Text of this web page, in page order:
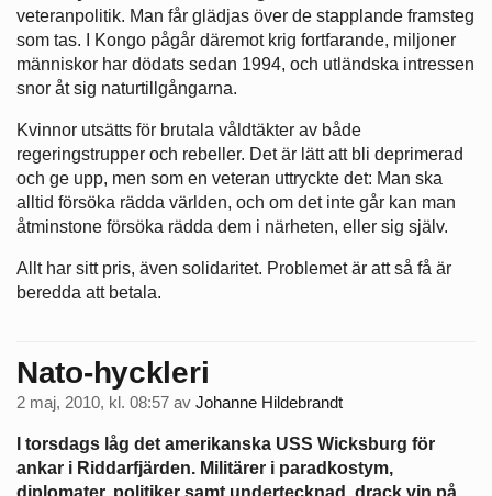
veteranpolitik. Man får glädjas över de stapplande framsteg
som tas. I Kongo pågår däremot krig fortfarande, miljoner
människor har dödats sedan 1994, och utländska intressen
snor åt sig naturtillgångarna.
Kvinnor utsätts för brutala våldtäkter av både
regeringstrupper och rebeller. Det är lätt att bli deprimerad
och ge upp, men som en veteran uttryckte det: Man ska
alltid försöka rädda världen, och om det inte går kan man
åtminstone försöka rädda dem i närheten, eller sig själv.
Allt har sitt pris, även solidaritet. Problemet är att så få är
beredda att betala.
Nato-hyckleri
2 maj, 2010, kl. 08:57 av Johanne Hildebrandt
I torsdags låg det amerikanska USS Wicksburg för
ankar i Riddarfjärden. Militärer i paradkostym,